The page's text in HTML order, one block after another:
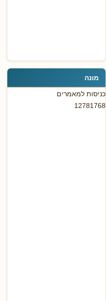
מונה
כניסות למאמרים
12781768